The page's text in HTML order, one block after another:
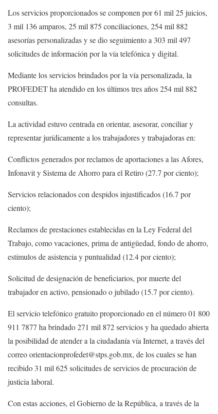
Los servicios proporcionados se componen por 61 mil 25 juicios,
3 mil 136 amparos, 25 mil 875 conciliaciones, 254 mil 882
asesorías personalizadas y se dio seguimiento a 303 mil 497
solicitudes de información por la vía telefónica y digital.
Mediante los servicios brindados por la vía personalizada, la
PROFEDET ha atendido en los últimos tres años 254 mil 882
consultas.
La actividad estuvo centrada en orientar, asesorar, conciliar y
representar jurídicamente a los trabajadores y trabajadoras en:
Conflictos generados por reclamos de aportaciones a las Afores,
Infonavit y Sistema de Ahorro para el Retiro (27.7 por ciento);
Servicios relacionados con despidos injustificados (16.7 por
ciento);
Reclamos de prestaciones establecidas en la Ley Federal del
Trabajo, como vacaciones, prima de antigüedad, fondo de ahorro,
estímulos de asistencia y puntualidad (12.4 por ciento);
Solicitud de designación de beneficiarios, por muerte del
trabajador en activo, pensionado o jubilado (15.7 por ciento).
El servicio telefónico gratuito proporcionado en el número 01 800
911 7877 ha brindado 271 mil 872 servicios y ha quedado abierta
la posibilidad de atender a la ciudadanía vía Internet, a través del
correo orientacionprofedet@stps.gob.mx, de los cuales se han
recibido 31 mil 625 solicitudes de servicios de procuración de
justicia laboral.
Con estas acciones, el Gobierno de la República, a través de la